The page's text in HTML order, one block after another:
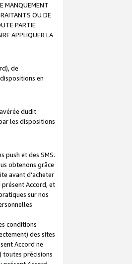
MANQUEMENT
OU DE
PARTIE
APPLIQUER LA
de
en
dudit
les dispositions
push et des SMS.
obtenons grâce
avant d’acheter
Accord, et
sur nos
conditions
des sites
Accord ne
toutes précisions